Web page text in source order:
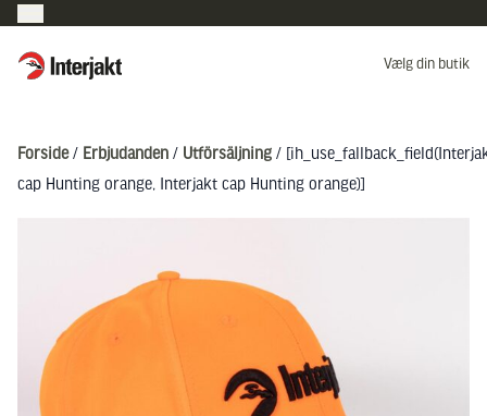
Interjakt DK Vælg din butik
Forside/ Erbjudanden / Utförsäljning /
cap Hunting orange, Interjakt cap Hunting orange)]